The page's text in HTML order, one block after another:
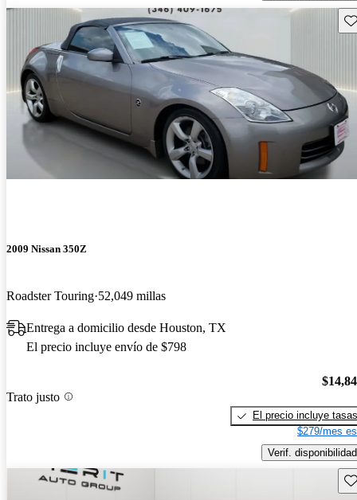
2009 Nissan 350Z
Roadster Touring 52,049 millas
Entrega a domicilio desde Houston, TX
El precio incluye envío de $798
Trato justo
El precio incluye tasas
$279/mes
Verif. disponibilidad